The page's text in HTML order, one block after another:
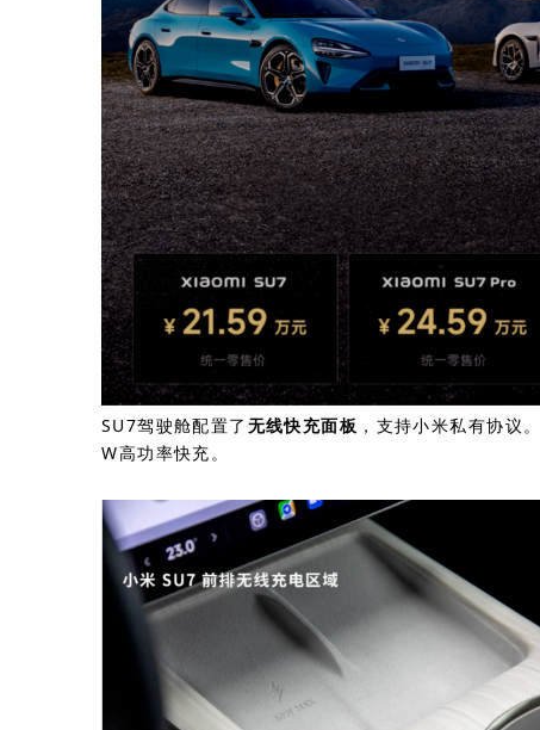
SU7驾驶舱配置了 无线快充面板 ，支持小米私有协议
W高功率快充。